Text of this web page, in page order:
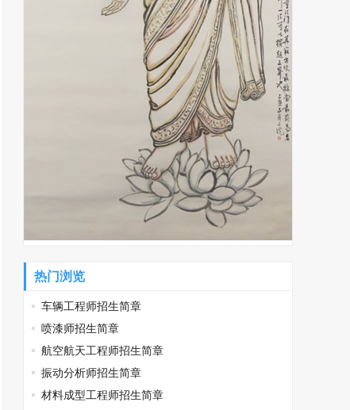
热门浏览
车辆工程师招生简章
喷漆师招生简章
航空航天工程师招生简章
振动分析师招生简章
材料成型工程师招生简章